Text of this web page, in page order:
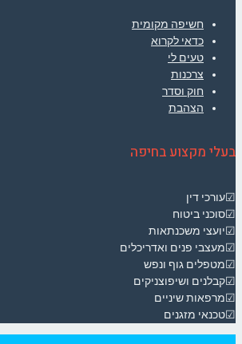
חשיפה מקומית
כדאי לקרוא
טעים לי
צרכנות
חוק וסדר
הצהבת
בעלי מקצוע בחיפה
☑עורכי דין
☑סוכני ביטוח
☑יועצי משכנתאות
☑מעצבי פנים ואדריכלים
☑מטפלים גוף ונפש
☑קבלנים ושיפוצניקים
☑מרפאות שיניים
☑טכנאי מזגנים